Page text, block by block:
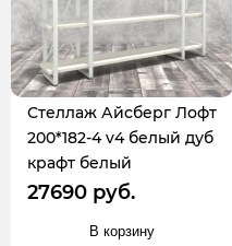
Стеллаж Айсберг Лофт
200*182-4 v4 белый дуб
крафт белый
27690 руб.
В корзину